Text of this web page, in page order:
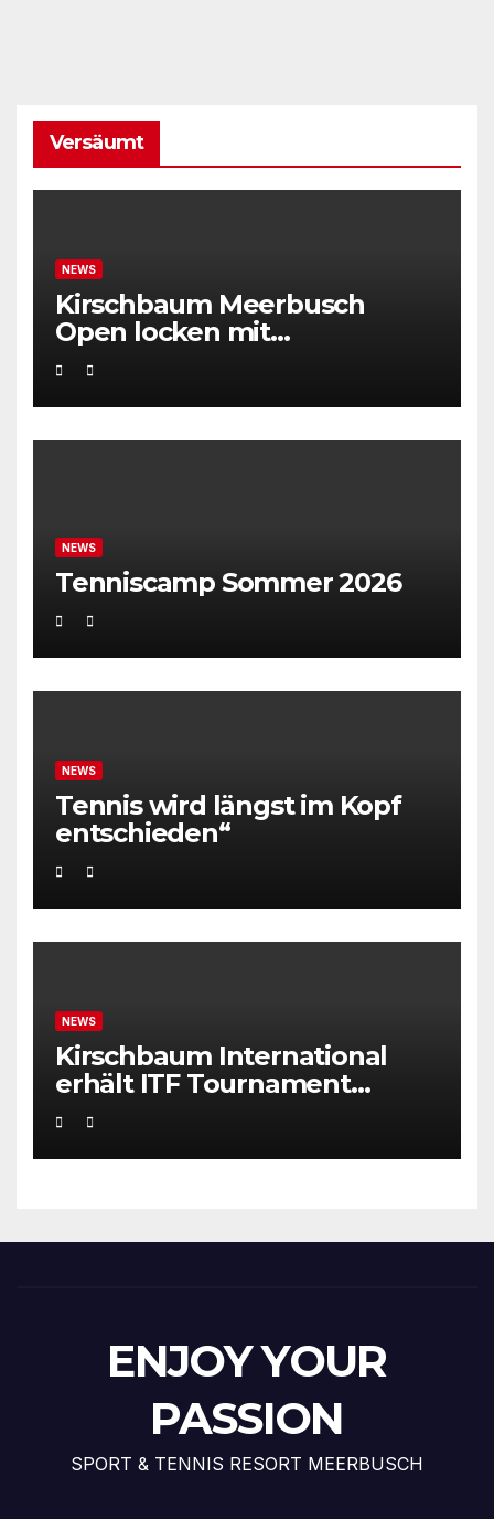
Versäumt
NEWS
Kirschbaum Meerbusch
Open locken mit
Weltklassetennis
NEWS
Tenniscamp Sommer 2026
NEWS
Tennis wird längst im Kopf
entschieden“
NEWS
Kirschbaum International
erhält ITF Tournament
Recognition Award 2025
ENJOY YOUR
PASSION
SPORT & TENNIS RESORT MEERBUSCH